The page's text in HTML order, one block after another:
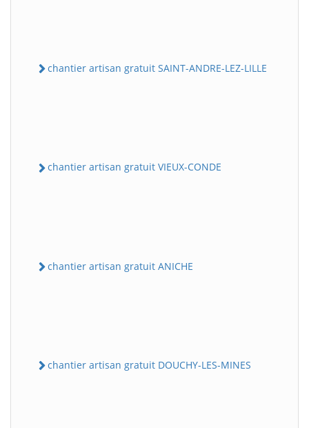
chantier artisan gratuit SAINT-ANDRE-LEZ-LILLE
chantier artisan gratuit VIEUX-CONDE
chantier artisan gratuit ANICHE
chantier artisan gratuit DOUCHY-LES-MINES